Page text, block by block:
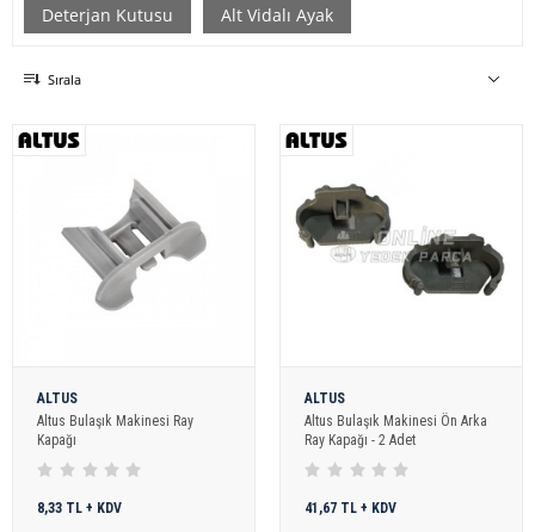
Deterjan Kutusu Alt Vidalı Ayak
Sırala
ALTUS
Altus Bulaşık Makinesi Ray
Kapağı
8,33 TL + KDV
ALTUS
Altus Bulaşık Makinesi Ön Arka
Ray Kapağı - 2 Adet
41,67 TL + KDV